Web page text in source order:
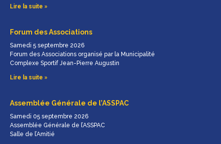
Lire la suite »
Forum des Associations
Samedi 5 septembre 2026
Forum des Associations organisé par la Municipalité
Complexe Sportif Jean-Pierre Augustin
Lire la suite »
Assemblée Générale de l’ASSPAC
Samedi 05 septembre 2026
Assemblée Générale de l’ASSPAC
Salle de l’Amitié